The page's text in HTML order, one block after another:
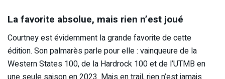
La favorite absolue, mais rien n’est joué
Courtney est évidemment la grande favorite de cette
édition. Son palmarès parle pour elle : vainqueure de la
Western States 100, de la Hardrock 100 et de l’UTMB en